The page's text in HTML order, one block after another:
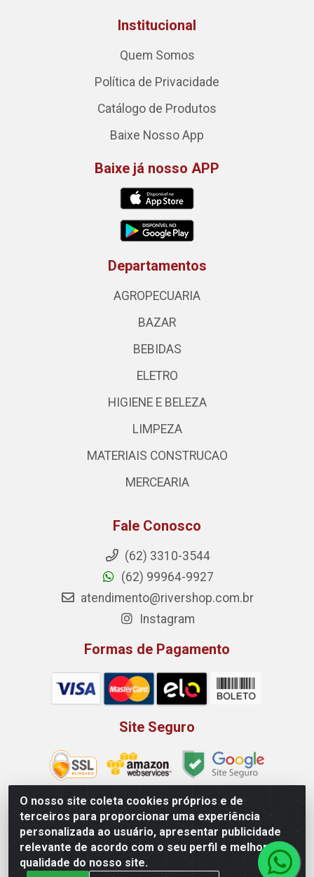
O nosso site coleta cookies próprios e de
terceiros para proporcionar uma experiência
personalizada ao usuário, apresentar publicidade
relevante de acordo com o seu perfil e melhorar a
qualidade do nosso site.
Institucional
Quem Somos
Política de Privacidade
Catálogo de Produtos
Baixe Nosso App
Baixe já nosso APP
Departamentos
AGROPECUARIA
BAZAR
BEBIDAS
ELETRO
HIGIENE E BELEZA
LIMPEZA
MATERIAIS CONSTRUCAO
MERCEARIA
Fale Conosco
(62) 3310-3544
(62) 99964-9927
atendimento@rivershop.com.br
Instagram
Formas de Pagamento
Site Seguro
Rio Vermelho Distribuição de Alimentos LTDA - Rodovia BR,
153, KM 52 N 00 QD 00 LT 16 - Bairro Jardim Eldorado,
Anápolis/GO - CEP 75.045-190 - CNPJ 10.912.900/0002-40